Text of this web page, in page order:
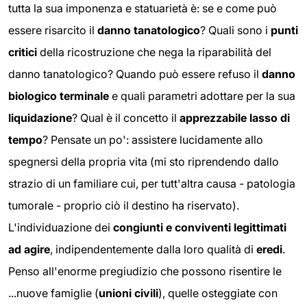
tutta la sua imponenza e statuarietà è: se e come può
essere risarcito il danno tanatologico? Quali sono i punti
critici della ricostruzione che nega la riparabilità del
danno tanatologico? Quando può essere refuso il danno
biologico terminale e quali parametri adottare per la sua
liquidazione? Qual è il concetto il apprezzabile lasso di
tempo? Pensate un po': assistere lucidamente allo
spegnersi della propria vita (mi sto riprendendo dallo
strazio di un familiare cui, per tutt'altra causa - patologia
tumorale - proprio ciò il destino ha riservato).
L'individuazione dei congiunti e conviventi legittimati
ad agire, indipendentemente dalla loro qualità di eredi.
Penso all'enorme pregiudizio che possono risentire le
...nuove famiglie (unioni civili), quelle osteggiate con